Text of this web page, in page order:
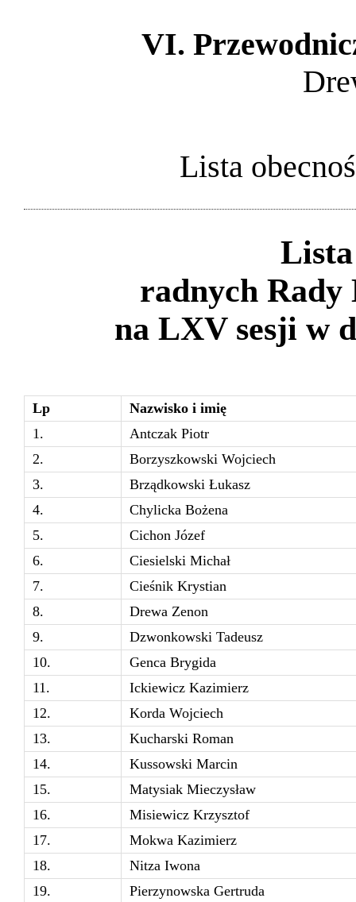
VI.
Lista
Lista
radnych Rady
na LXV sesji w
Lp
Nazwisko i imię
1.
Antczak Piotr
2.
Borzyszkowski Wojciech
3.
Brządkowski Łukasz
4.
Chylicka Bożena
5.
Cichon Józef
6.
Ciesielski Michał
7.
Cieśnik Krystian
8.
Drewa Zenon
9.
Dzwonkowski Tadeusz
10.
Genca Brygida
11.
Ickiewicz Kazimierz
12.
Korda Wojciech
13.
Kucharski Roman
14.
Kussowski Marcin
15.
Matysiak Mieczysław
16.
Misiewicz Krzysztof
17.
Mokwa Kazimierz
18.
Nitza Iwona
19.
Pierzynowska Gertruda